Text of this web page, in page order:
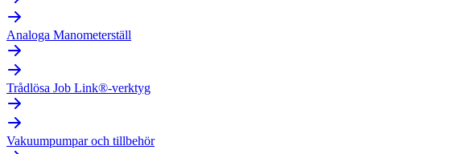
Analoga Manometerställ
Trådlösa Job Link®-verktyg
Vakuumpumpar och tillbehör